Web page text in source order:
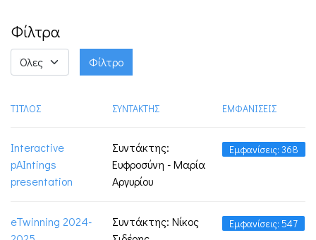
Φίλτρα
Εμφάνιση
#
Φίλτρο
ΤΊΤΛΟΣ ΣΥΝΤΆΚΤΗΣ ΕΜΦΑΝΊΣΕΙΣ
Interactive
pAIntings
presentation
Συντάκτης:
Ευφροσύνη - Μαρία
Αργυρίου
Εμφανίσεις: 368
eTwinning 2024-
Συντάκτης: Νίκος
Εμφανίσεις: 547